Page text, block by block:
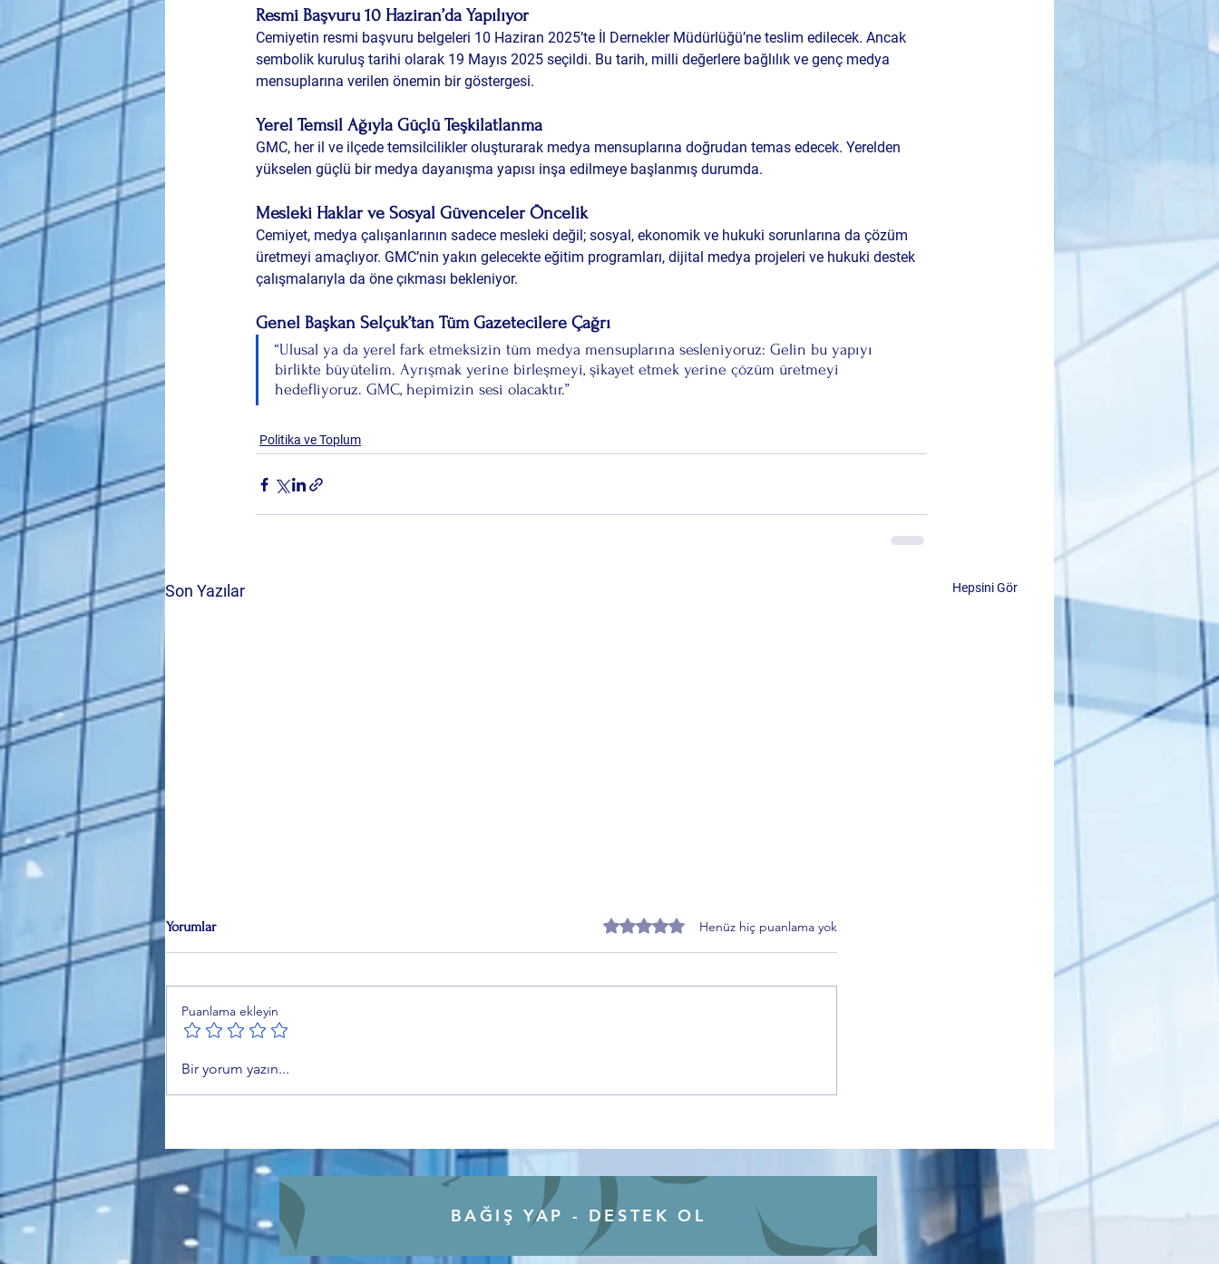
Resmi Başvuru 10 Haziran’da Yapılıyor
Cemiyetin resmi başvuru belgeleri 10 Haziran 2025’te İl Dernekler Müdürlüğü’ne teslim edilecek. Ancak
sembolik kuruluş tarihi olarak 19 Mayıs 2025 seçildi. Bu tarih, milli değerlere bağlılık ve genç medya
mensuplarına verilen önemin bir göstergesi.
Yerel Temsil Ağıyla Güçlü Teşkilatlanma
GMC, her il ve ilçede temsilcilikler oluşturarak medya mensuplarına doğrudan temas edecek. Yerelden
yükselen güçlü bir medya dayanışma yapısı inşa edilmeye başlanmış durumda.
Mesleki Haklar ve Sosyal Güvenceler Öncelik
Cemiyet, medya çalışanlarının sadece mesleki değil; sosyal, ekonomik ve hukuki sorunlarına da çözüm
üretmeyi amaçlıyor. GMC’nin yakın gelecekte eğitim programları, dijital medya projeleri ve hukuki destek
çalışmalarıyla da öne çıkması bekleniyor.
Genel Başkan Selçuk’tan Tüm Gazetecilere Çağrı
“Ulusal ya da yerel fark etmeksizin tüm medya mensuplarına sesleniyoruz: Gelin bu yapıyı
birlikte büyütelim. Ayrışmak yerine birleşmeyi, şikayet etmek yerine çözüm üretmeyi
hedefliyoruz. GMC, hepimizin sesi olacaktır.”
Politika ve Toplum
Son Yazılar Hepsini Gör
Özer Matlı’dan BTSO Seçimleri
Öncesi Değişim Mesajı: 60 Bin
Üye Vurgusu
Süreci Açıklaması
Yorumlar 5 üzerinden 0 yıldızHenüz hiç puanlama yok
Puanlama ekleyin
Bir yorum yazın...
BAĞIŞ YAP - DESTEK OL